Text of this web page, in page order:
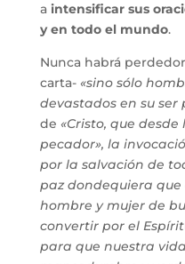
a intensificar sus
y en todo el mundo.
Nunca habrá
carta- «sino sólo
devastados en su ser
de «Cristo, que
pecador», la
por la salvación de
paz dondequiera
hombre y mujer de
convertir por el
para que nuestra